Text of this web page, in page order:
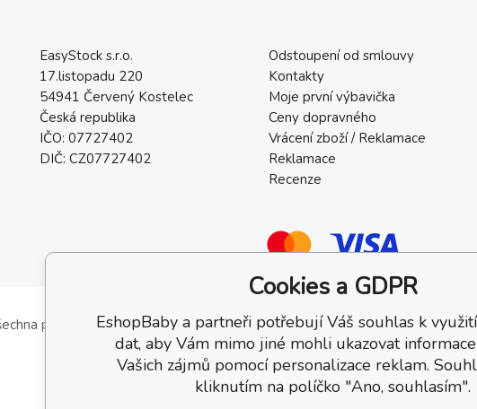
EasyStock s.r.o.
17.listopadu 220
54941 Červený Kostelec
Česká republika
IČO: 07727402
DIČ: CZ07727402
Odstoupení od smlouvy
Kontakty
Moje první výbavička
Ceny dopravného
Vrácení zboží / Reklamace
Reklamace
Recenze
práva vyhrazena.
Cookies a GDPR
EshopBaby a partneři potřebují Váš souhlas k
dat, aby Vám mimo jiné mohli ukazovat
Vašich zájmů pomocí personalizace reklam.
kliknutím na políčko "Ano, souhlasím".